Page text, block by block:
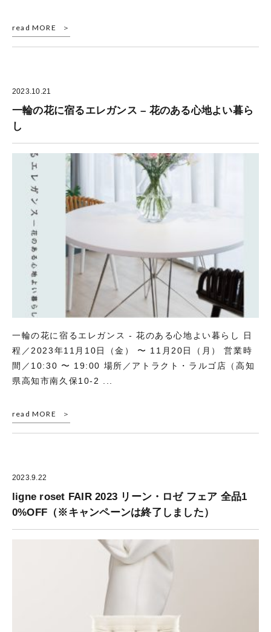
read MORE
2023.10.21
一輪の花に宿るエレガンス – 花のある心地よい暮ら
し
一輪の花に宿るエレガンス - 花のある心地よい暮らし 日
程／2023年11月10日（金） 〜 11月20日（月） 営業時
間／10:30 〜 19:00 場所／アトラクト・ラルゴ店（高知
県高知市南久保10-2 ...
read MORE
2023.9.22
ligne roset FAIR 2023 リーン・ロゼ フェア 全品1
0%OFF（※キャンペーンは終了しました）